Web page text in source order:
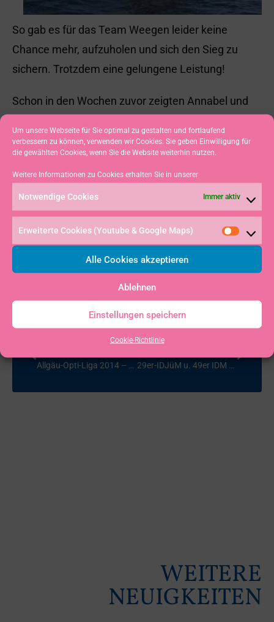
Um unsere Webseite für Sie optimal zu gestalten und fortlaufend
verbessern zu können, verwenden wir Cookies. Sie geben Einwilligung für
die gewählten Cookies, wenn Sie die Website weiterhin nutzen.
Weitere Informationen zu Cookies erhalten Sie in unserer
Notwendige Cookies Immer aktiv
Erweiterte Cookies (Youtube & Google Maps)
Alle Cookies akzeptieren
Ablehnen
Einstellungen speichern
Cookie-Richtlinie
So gab es für das Team Weegen leider keine
Chance mehr, aufzuholen und sich den Sieg zu
sichern. Trotzdem eine gelungene Leistung!
Schon in den Wochen zuvor zeigten Annabel und
Gymnasiums Immenstadt, ihr Können. Bei den
Landesmeisterschaften in Bayern
(BYC/Starnberger See) sowie Baden-Württemberg
(Radolfzell/Bodensee) kamen sie als bestes
Mädchenteam ins Ziel.
(Annabel Weegen)
Allgäu-Opti-Liga 2014 – Gesamtwertung 29er-IDJüM u. 49er IDM am Brombachsee 2014
WEITERE
NEUIGKEITEN